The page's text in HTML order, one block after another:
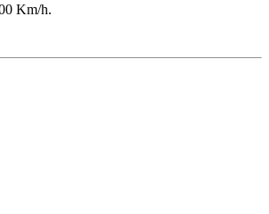
Km/h.